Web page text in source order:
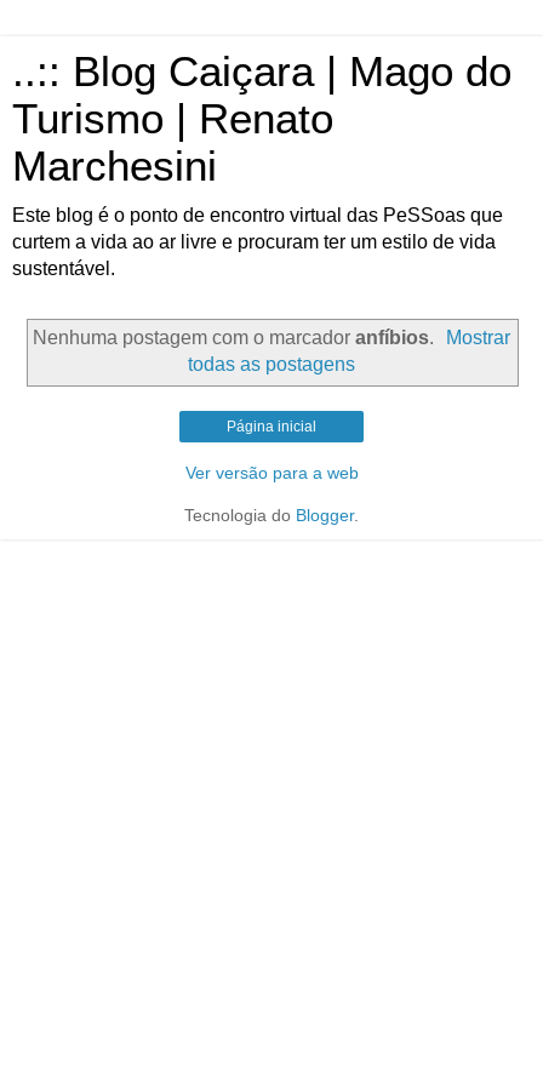
..:: Blog Caiçara | Mago do
Turismo | Renato
Marchesini
Este blog é o ponto de encontro virtual das PeSSoas que
curtem a vida ao ar livre e procuram ter um estilo de vida
sustentável.
Nenhuma postagem com o marcador anfíbios.
Mostrar
todas as postagens
Página inicial
Ver versão para a web
Tecnologia do Blogger.